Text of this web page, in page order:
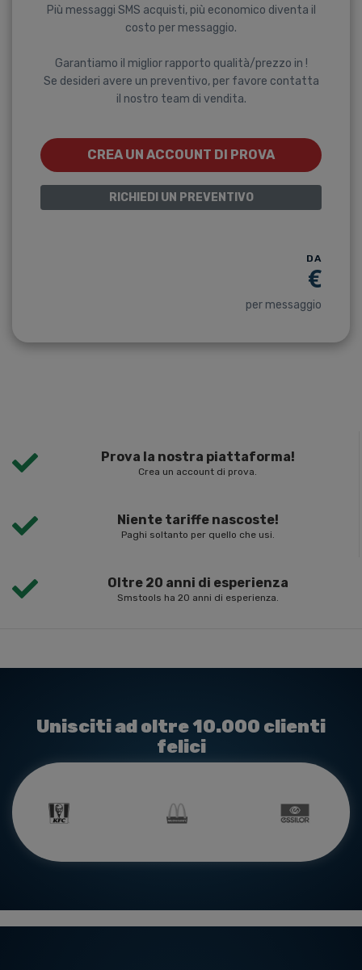
Più messaggi SMS acquisti, più economico diventa il
costo per messaggio.
Garantiamo il miglior rapporto qualità/prezzo in !
Se desideri avere un preventivo, per favore contatta
il nostro team di vendita.
CREA UN ACCOUNT DI PROVA
RICHIEDI UN PREVENTIVO
DA
€
per messaggio
Prova la nostra piattaforma!
Crea un account di prova.
Niente tariffe nascoste!
Paghi soltanto per quello che usi.
Oltre 20 anni di esperienza
Smstools ha 20 anni di esperienza.
Unisciti ad oltre 10.000 clienti
felici